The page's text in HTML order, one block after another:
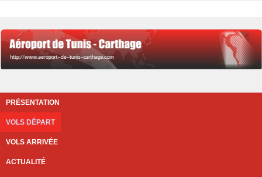
PRÉSENTATION
VOLS DÉPART
VOLS ARRIVÉE
ACTUALITÉ